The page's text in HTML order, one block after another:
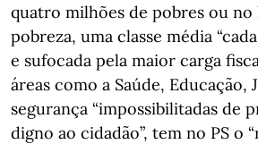
quatro milhões de pobres ou no
pobreza, uma classe média
e sufocada pela maior carga
áreas como a Saúde, Educação,
segurança “impossibilitadas de
digno ao cidadão”, tem no PS o